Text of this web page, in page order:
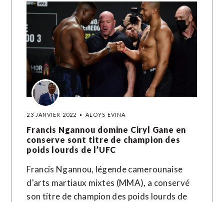
23 JANVIER 2022 ALOYS EVINA
Francis Ngannou domine Ciryl Gane en
conserve sont titre de champion des
poids lourds de l’UFC
Francis Ngannou, légende camerounaise
d'arts martiaux mixtes (MMA), a conservé
son titre de champion des poids lourds de